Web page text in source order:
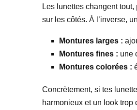
Les lunettes changent
sur les côtés. À l’inverse,
Montures larges :
Montures fines : une
Montures colorées :
Concrètement, si tes
harmonieux et un look trop